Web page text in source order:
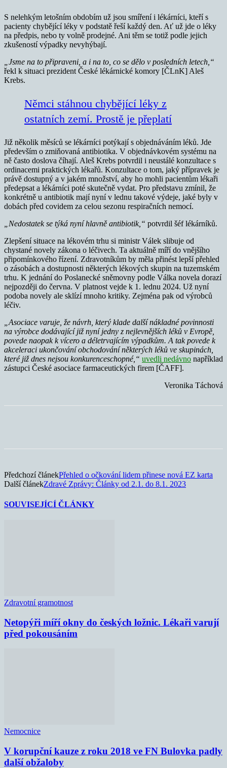
S nelehkým letošním obdobím už jsou smíření i lékárníci, kteří s
pacienty chybějící léky v podstatě řeší každý den. Ať už jde o léky
na předpis, nebo ty volně prodejné. Ani těm se totiž podle jejich
zkušeností výpadky nevyhýbají.
„Jsme na to připraveni, a i na to, co se dělo v posledních letech,“
řekl k situaci prezident České lékárnické komory [ČLnK] Aleš
Krebs.
Němci stáhnou chybějící léky z
ostatních zemí. Prostě je přeplatí
Již několik měsíců se lékárníci potýkají s objednáváním léků. Jde
především o zmiňovaná antibiotika. V objednávkovém systému na
ně často doslova číhají. Aleš Krebs potvrdil i neustálé konzultace s
ordinacemi praktických lékařů. Konzultace o tom, jaký přípravek je
právě dostupný a v jakém množství, aby ho mohli pacientům lékaři
předepsat a lékárníci poté skutečně vydat. Pro představu zmínil, že
konkrétně u antibiotik mají nyní v lednu takové výdeje, jaké byly v
dobách před covidem za celou sezonu respiračních nemocí.
„Nedostatek se týká nyní hlavně antibiotik,“ potvrdil šéf lékárníků.
Zlepšení situace na lékovém trhu si ministr Válek slibuje od
chystané novely zákona o léčivech. Ta aktuálně míří do vnějšího
připomínkového řízení. Zdravotníkům by měla přinést lepší přehled
o zásobách a dostupnosti některých lékových skupin na tuzemském
trhu. K jednání do Poslanecké sněmovny podle Válka novela dorazí
nejpozději do června. V platnost vejde k 1. lednu 2024. Už nyní
podoba novely ale sklízí mnoho kritiky. Zejména pak od výrobců
léčiv.
„Asociace varuje, že návrh, který klade další nákladné povinnosti
na výrobce dodávající již nyní jedny z nejlevnějších léků v Evropě,
povede naopak k vícero a déletrvajícím výpadkům. A tak povede k
akceleraci ukončování obchodování některých léků ve skupinách,
které již dnes nejsou konkurenceschopné,“ uvedli nedávno například
zástupci České asociace farmaceutických firem [ČAFF].
Veronika Táchová
Předchozí článekPřehled o očkování lidem přinese nová EZ karta
Další článekZdravé Zprávy: Články od 2.1. do 8.1. 2023
SOUVISEJÍCÍ ČLÁNKY
Zdravotní gramotnost
Netopýři míří okny do českých ložnic. Lékaři varují
před pokousáním
Nemocnice
V korupční kauze z roku 2018 ve FN Bulovka padly
další obžaloby